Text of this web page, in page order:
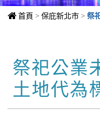
首頁 > 保庇新北市 > 祭
中央內容區塊
祭祀公業
土地代為